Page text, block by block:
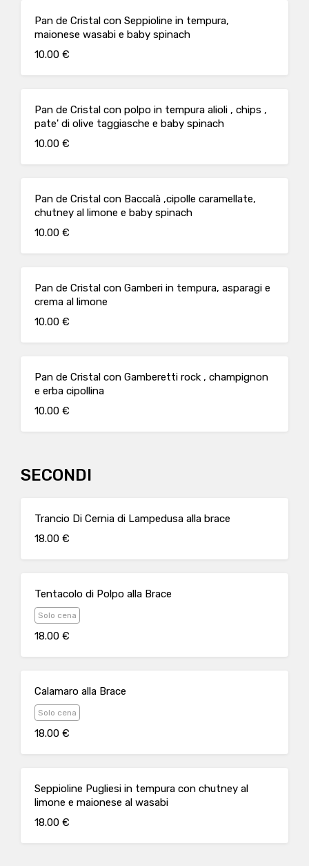
Pan de Cristal con Seppioline in tempura,
maionese wasabi e baby spinach
10.00 €
Pan de Cristal con polpo in tempura alioli , chips ,
pate' di olive taggiasche e baby spinach
10.00 €
Pan de Cristal con Baccalà ,cipolle caramellate,
chutney al limone e baby spinach
10.00 €
Pan de Cristal con Gamberi in tempura, asparagi e
crema al limone
10.00 €
Pan de Cristal con Gamberetti rock , champignon
e erba cipollina
10.00 €
SECONDI
Trancio Di Cernia di Lampedusa alla brace
18.00 €
Tentacolo di Polpo alla Brace
Solo cena
18.00 €
Calamaro alla Brace
Solo cena
18.00 €
Seppioline Pugliesi in tempura con chutney al
limone e maionese al wasabi
18.00 €